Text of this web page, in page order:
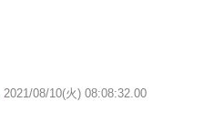
2021/08/10(火) 08:08:32.00